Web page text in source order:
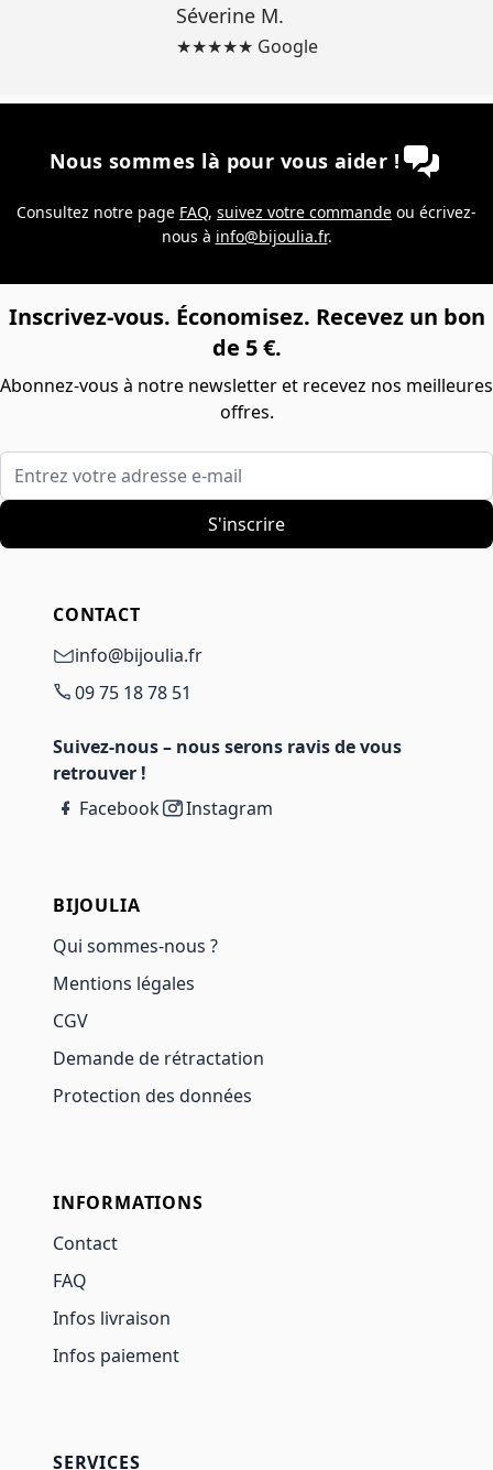
Séverine M.
★★★★★ Google
Nous sommes là pour vous aider !
Consultez notre page FAQ, suivez votre commande ou écrivez-
nous à info@bijoulia.fr.
Inscrivez-vous. Économisez. Recevez un bon
de 5 €.
Abonnez-vous à notre newsletter et recevez nos meilleures
offres.
Entrez votre adresse e-mail
S'inscrire
CONTACT
info@bijoulia.fr
09 75 18 78 51
Suivez-nous – nous serons ravis de vous
retrouver !
Facebook
Instagram
BIJOULIA
Qui sommes-nous ?
Mentions légales
CGV
Demande de rétractation
Protection des données
INFORMATIONS
Contact
FAQ
Infos livraison
Infos paiement
SERVICES